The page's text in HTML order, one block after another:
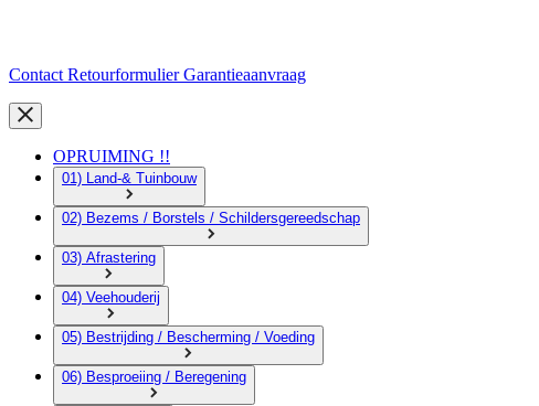
Contact RetourformulierGarantieaanvraag
OPRUIMING !!
01) Land-& Tuinbouw
02) Bezems / Borstels / Schildersgereedschap
03) Afrastering
04) Veehouderij
05) Bestrijding / Bescherming / Voeding
06) Besproeiing / Beregening